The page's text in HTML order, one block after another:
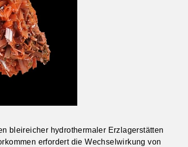
bleireicher hydrothermaler Erzlagerstätten
erfordert die Wechselwirkung von